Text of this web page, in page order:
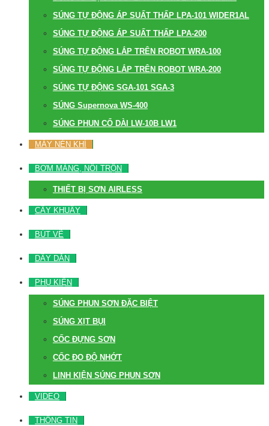
SÚNG TỰ ĐỘNG ÁP SUẤT THẤP LPA-101 WIDER1AL
SÚNG TỰ ĐỘNG ÁP SUẤT THẤP LPA-200
SÚNG TỰ ĐỘNG LẮP TRÊN ROBOT WRA-100
SÚNG TỰ ĐỘNG LẮP TRÊN ROBOT WRA-200
SÚNG TỰ ĐỘNG SGA-101 SGA-3
SÚNG Supernova WS-400
SÚNG PHUN CỔ DÀI LW-10B LW1
MÁY NÉN KHÍ
BƠM MÀNG, NỒI TRỘN
THIẾT BỊ SƠN AIRLESS
CÂY KHUẤY
BÚT VẼ
DÂY DẪN
PHỤ KIỆN
SÚNG PHUN SƠN ĐẶC BIỆT
SÚNG XỊT BỤI
CỐC ĐỰNG SƠN
CỐC ĐO ĐỘ NHỚT
LINH KIỆN SÚNG PHUN SƠN
VIDEO
THÔNG TIN